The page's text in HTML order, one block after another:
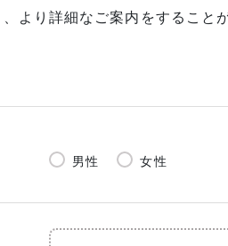
より詳細なご案内をすること
男性 女性